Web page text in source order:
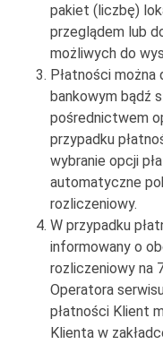
pakiet (liczbę)
przeglądem lub
możliwych do
Płatności
bankowym bądź
pośrednictwem
przypadku
wybranie opcji
automatyczne
rozliczeniowy.
W przypadku
informowany o
rozliczeniowy na
Operatora
płatności Klient
Klienta w